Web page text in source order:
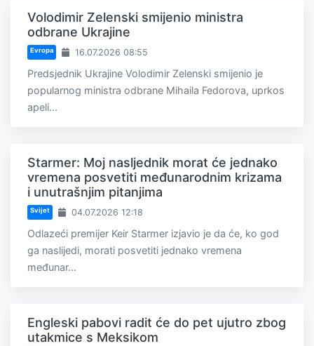
Volodimir Zelenski smijenio ministra
odbrane Ukrajine
Evropa 16.07.2026 08:55
Predsjednik Ukrajine Volodimir Zelenski smijenio je
popularnog ministra odbrane Mihaila Fedorova, uprkos
apeli...
Starmer: Moj nasljednik morat će jednako
vremena posvetiti međunarodnim krizama
i unutrašnjim pitanjima
Svijet 04.07.2026 12:18
Odlazeći premijer Keir Starmer izjavio je da će, ko god
ga naslijedi, morati posvetiti jednako vremena
međunar...
Engleski pabovi radit će do pet ujutro zbog
utakmice s Meksikom